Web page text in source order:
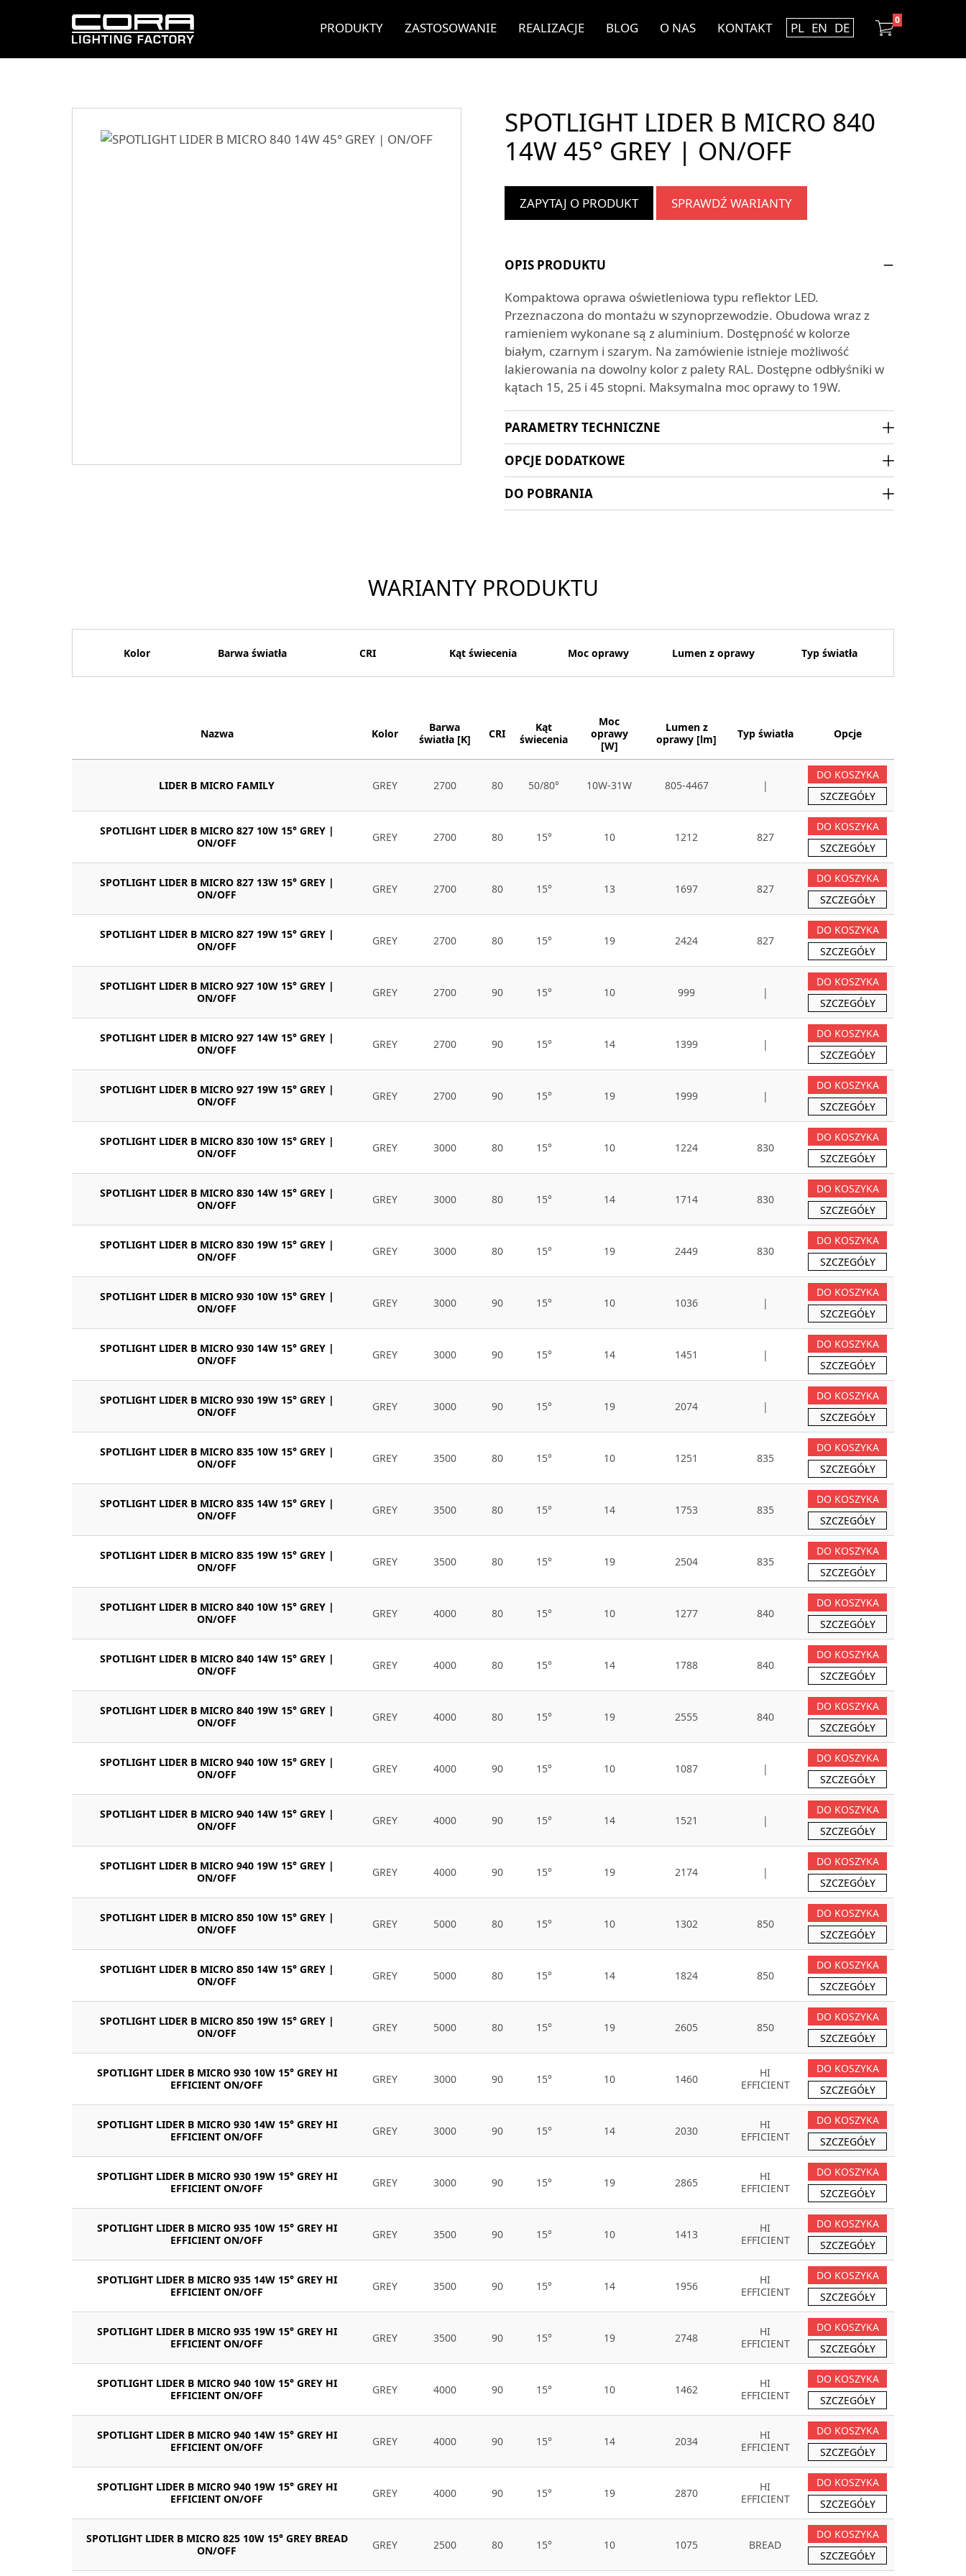
0
PRODUKTY ZASTOSOWANIE REALIZACJE BLOG O NAS KONTAKT PL EN DE
SPOTLIGHT LIDER B MICRO 840
14W 45° GREY | ON/OFF
ZAPYTAJ O PRODUKT SPRAWDŹ WARIANTY
OPIS PRODUKTU
Kompaktowa oprawa oświetleniowa typu reflektor LED.
Przeznaczona do montażu w szynoprzewodzie. Obudowa wraz z
ramieniem wykonane są z aluminium. Dostępność w kolorze
białym, czarnym i szarym. Na zamówienie istnieje możliwość
lakierowania na dowolny kolor z palety RAL. Dostępne odbłyśniki w
kątach 15, 25 i 45 stopni. Maksymalna moc oprawy to 19W.
PARAMETRY TECHNICZNE
OPCJE DODATKOWE
DO POBRANIA
WARIANTY PRODUKTU
Kolor Barwa światła CRI Kąt świecenia Moc oprawy Lumen z oprawy Typ światła
Nazwa Kolor
Barwa
światła [K]
CRI
Kąt
świecenia
Moc
oprawy
[W]
Lumen z
oprawy [lm]
Typ światła Opcje
LIDER B MICRO FAMILY GREY 2700 80 50/80° 10W-31W 805-4467 |
DO KOSZYKA
SZCZEGÓŁY
SPOTLIGHT LIDER B MICRO 827 10W 15° GREY |
ON/OFF
GREY 2700 80 15° 10 1212 827
DO KOSZYKA
SZCZEGÓŁY
SPOTLIGHT LIDER B MICRO 827 13W 15° GREY |
ON/OFF
GREY 2700 80 15° 13 1697 827
DO KOSZYKA
SZCZEGÓŁY
SPOTLIGHT LIDER B MICRO 827 19W 15° GREY |
ON/OFF
GREY 2700 80 15° 19 2424 827
DO KOSZYKA
SZCZEGÓŁY
SPOTLIGHT LIDER B MICRO 927 10W 15° GREY |
ON/OFF
GREY 2700 90 15° 10 999 |
DO KOSZYKA
SZCZEGÓŁY
SPOTLIGHT LIDER B MICRO 927 14W 15° GREY |
ON/OFF
GREY 2700 90 15° 14 1399 |
DO KOSZYKA
SZCZEGÓŁY
SPOTLIGHT LIDER B MICRO 927 19W 15° GREY |
ON/OFF
GREY 2700 90 15° 19 1999 |
DO KOSZYKA
SZCZEGÓŁY
SPOTLIGHT LIDER B MICRO 830 10W 15° GREY |
ON/OFF
GREY 3000 80 15° 10 1224 830
DO KOSZYKA
SZCZEGÓŁY
SPOTLIGHT LIDER B MICRO 830 14W 15° GREY |
ON/OFF
GREY 3000 80 15° 14 1714 830
DO KOSZYKA
SZCZEGÓŁY
SPOTLIGHT LIDER B MICRO 830 19W 15° GREY |
ON/OFF
GREY 3000 80 15° 19 2449 830
DO KOSZYKA
SZCZEGÓŁY
SPOTLIGHT LIDER B MICRO 930 10W 15° GREY |
ON/OFF
GREY 3000 90 15° 10 1036 |
DO KOSZYKA
SZCZEGÓŁY
SPOTLIGHT LIDER B MICRO 930 14W 15° GREY |
ON/OFF
GREY 3000 90 15° 14 1451 |
DO KOSZYKA
SZCZEGÓŁY
SPOTLIGHT LIDER B MICRO 930 19W 15° GREY |
ON/OFF
GREY 3000 90 15° 19 2074 |
DO KOSZYKA
SZCZEGÓŁY
SPOTLIGHT LIDER B MICRO 835 10W 15° GREY |
ON/OFF
GREY 3500 80 15° 10 1251 835
DO KOSZYKA
SZCZEGÓŁY
SPOTLIGHT LIDER B MICRO 835 14W 15° GREY |
ON/OFF
GREY 3500 80 15° 14 1753 835
DO KOSZYKA
SZCZEGÓŁY
SPOTLIGHT LIDER B MICRO 835 19W 15° GREY |
ON/OFF
GREY 3500 80 15° 19 2504 835
DO KOSZYKA
SZCZEGÓŁY
SPOTLIGHT LIDER B MICRO 840 10W 15° GREY |
ON/OFF
GREY 4000 80 15° 10 1277 840
DO KOSZYKA
SZCZEGÓŁY
SPOTLIGHT LIDER B MICRO 840 14W 15° GREY |
ON/OFF
GREY 4000 80 15° 14 1788 840
DO KOSZYKA
SZCZEGÓŁY
SPOTLIGHT LIDER B MICRO 840 19W 15° GREY |
ON/OFF
GREY 4000 80 15° 19 2555 840
DO KOSZYKA
SZCZEGÓŁY
SPOTLIGHT LIDER B MICRO 940 10W 15° GREY |
ON/OFF
GREY 4000 90 15° 10 1087 |
DO KOSZYKA
SZCZEGÓŁY
SPOTLIGHT LIDER B MICRO 940 14W 15° GREY |
ON/OFF
GREY 4000 90 15° 14 1521 |
DO KOSZYKA
SZCZEGÓŁY
SPOTLIGHT LIDER B MICRO 940 19W 15° GREY |
ON/OFF
GREY 4000 90 15° 19 2174 |
DO KOSZYKA
SZCZEGÓŁY
SPOTLIGHT LIDER B MICRO 850 10W 15° GREY |
ON/OFF
GREY 5000 80 15° 10 1302 850
DO KOSZYKA
SZCZEGÓŁY
SPOTLIGHT LIDER B MICRO 850 14W 15° GREY |
ON/OFF
GREY 5000 80 15° 14 1824 850
DO KOSZYKA
SZCZEGÓŁY
SPOTLIGHT LIDER B MICRO 850 19W 15° GREY |
ON/OFF
GREY 5000 80 15° 19 2605 850
DO KOSZYKA
SZCZEGÓŁY
SPOTLIGHT LIDER B MICRO 930 10W 15° GREY HI
EFFICIENT ON/OFF
GREY 3000 90 15° 10 1460
HI
EFFICIENT
DO KOSZYKA
SZCZEGÓŁY
SPOTLIGHT LIDER B MICRO 930 14W 15° GREY HI
EFFICIENT ON/OFF
GREY 3000 90 15° 14 2030
HI
EFFICIENT
DO KOSZYKA
SZCZEGÓŁY
SPOTLIGHT LIDER B MICRO 930 19W 15° GREY HI
EFFICIENT ON/OFF
GREY 3000 90 15° 19 2865
HI
EFFICIENT
DO KOSZYKA
SZCZEGÓŁY
SPOTLIGHT LIDER B MICRO 935 10W 15° GREY HI
EFFICIENT ON/OFF
GREY 3500 90 15° 10 1413
HI
EFFICIENT
DO KOSZYKA
SZCZEGÓŁY
SPOTLIGHT LIDER B MICRO 935 14W 15° GREY HI
EFFICIENT ON/OFF
GREY 3500 90 15° 14 1956
HI
EFFICIENT
DO KOSZYKA
SZCZEGÓŁY
SPOTLIGHT LIDER B MICRO 935 19W 15° GREY HI
EFFICIENT ON/OFF
GREY 3500 90 15° 19 2748
HI
EFFICIENT
DO KOSZYKA
SZCZEGÓŁY
SPOTLIGHT LIDER B MICRO 940 10W 15° GREY HI
EFFICIENT ON/OFF
GREY 4000 90 15° 10 1462
HI
EFFICIENT
DO KOSZYKA
SZCZEGÓŁY
SPOTLIGHT LIDER B MICRO 940 14W 15° GREY HI
EFFICIENT ON/OFF
GREY 4000 90 15° 14 2034
HI
EFFICIENT
DO KOSZYKA
SZCZEGÓŁY
SPOTLIGHT LIDER B MICRO 940 19W 15° GREY HI
EFFICIENT ON/OFF
GREY 4000 90 15° 19 2870
HI
EFFICIENT
DO KOSZYKA
SZCZEGÓŁY
SPOTLIGHT LIDER B MICRO 825 10W 15° GREY BREAD
ON/OFF
GREY 2500 80 15° 10 1075 BREAD
DO KOSZYKA
SZCZEGÓŁY